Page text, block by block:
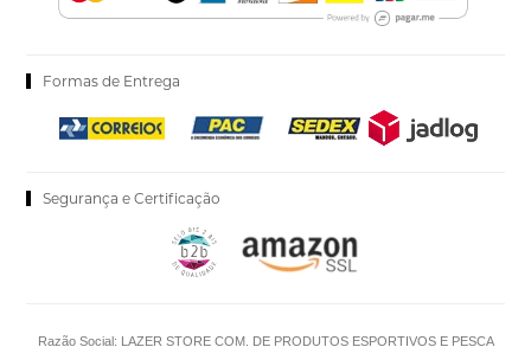
Formas de Entrega
Segurança e Certificação
Razão Social: LAZER STORE COM. DE PRODUTOS ESPORTIVOS E PESCA